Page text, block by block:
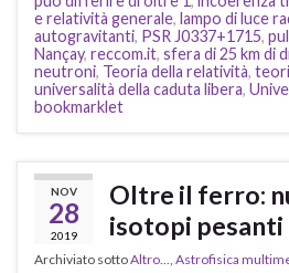
e relatività generale, lampo di luce
autogravitanti, PSR J0337+1715,
Nançay, reccom.it, sfera di 25 km di
neutroni, Teoria della relatività,
universalità della caduta libera,
bookmarklet
NOV
28
2019
Oltre il ferro:
isotopi pesanti
Archiviato sottoAltro..., Astrofisica